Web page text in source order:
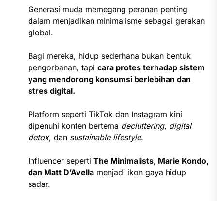
Generasi muda memegang peranan penting
dalam menjadikan minimalisme sebagai gerakan
global.
Bagi mereka, hidup sederhana bukan bentuk
pengorbanan, tapi cara protes terhadap sistem
yang mendorong konsumsi berlebihan dan
stres digital.
Platform seperti TikTok dan Instagram kini
dipenuhi konten bertema decluttering, digital
detox, dan sustainable lifestyle.
Influencer seperti The Minimalists, Marie Kondo,
dan Matt D’Avellamenjadi ikon gaya hidup
sadar.